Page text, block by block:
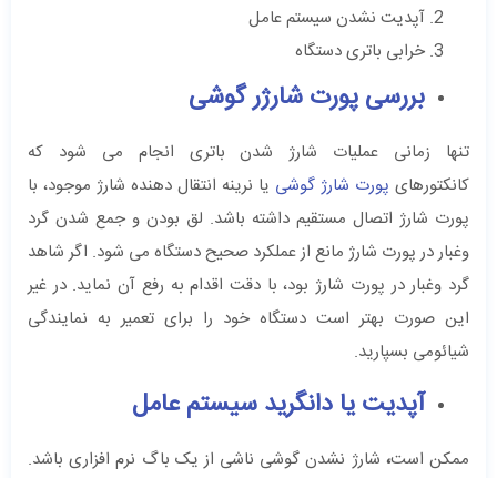
آپدیت نشدن سیستم عامل
خرابی باتری دستگاه
بررسی پورت شارژر گوشی
تنها زمانی عملیات شارژ شدن باتری انجام می شود که
کانکتورهای پورت شارژ گوشی یا نرینه انتقال دهنده شارژ موجود، با
پورت شارژ اتصال مستقیم داشته باشد. لق بودن و جمع شدن گرد
وغبار در پورت شارژ مانع از عملکرد صحیح دستگاه می شود. اگر شاهد
گرد وغبار در پورت شارژ بود، با دقت اقدام به رفع آن نماید. در غیر
این صورت بهتر است دستگاه خود را برای تعمیر به نمایندگی
شیائومی بسپارید.
آپدیت یا دانگرید سیستم عامل
ممکن است، شارژ نشدن گوشی ناشی از یک باگ نرم افزاری باشد.